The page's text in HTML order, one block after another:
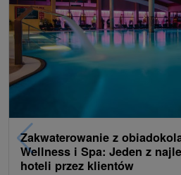
Zakwaterowanie z
Wellness i Spa: Jeden z
hoteli przez klientów